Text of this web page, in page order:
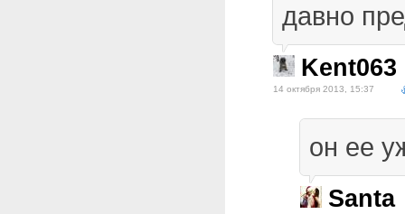
давно
Kent063
14 октября 2013, 15:37
он ее
Santa